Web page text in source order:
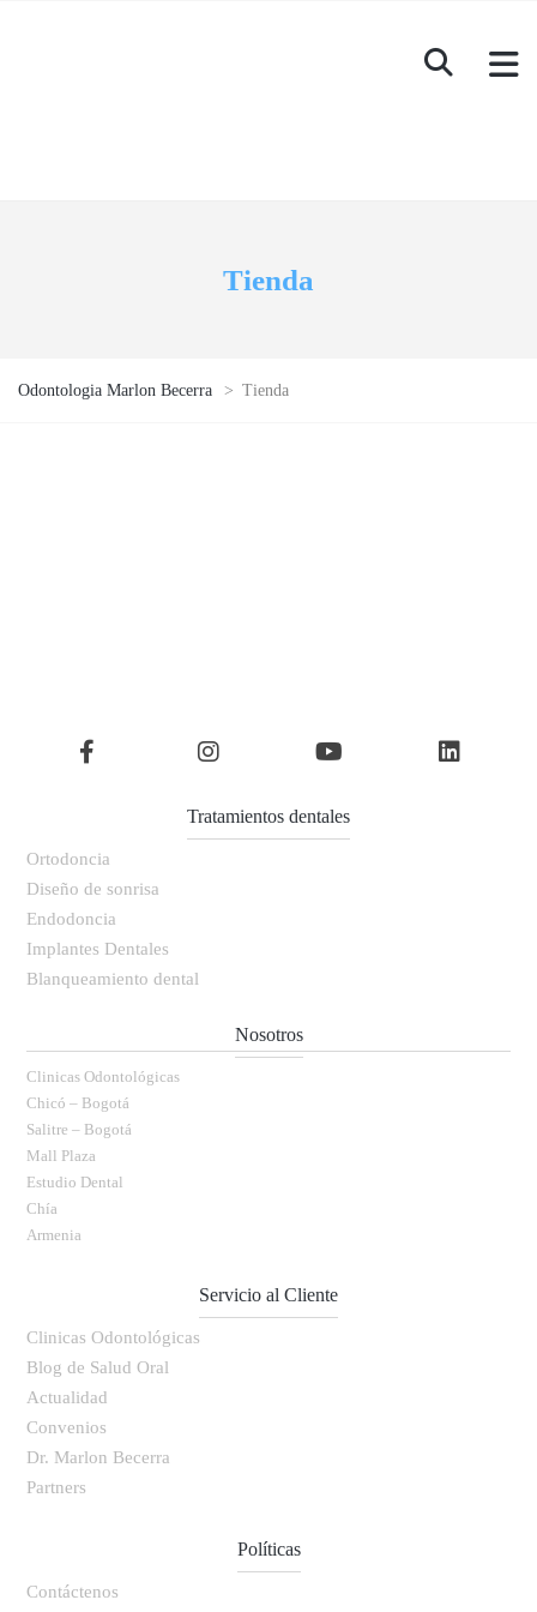
Tienda
Odontologia Marlon Becerra > Tienda
Tratamientos dentales
Ortodoncia
Diseño de sonrisa
Endodoncia
Implantes Dentales
Blanqueamiento dental
Nosotros
Clinicas Odontológicas
Chicó – Bogotá
Salitre – Bogotá
Mall Plaza
Estudio Dental
Chía
Armenia
Servicio al Cliente
Clinicas Odontológicas
Blog de Salud Oral
Actualidad
Convenios
Dr. Marlon Becerra
Partners
Políticas
Contáctenos